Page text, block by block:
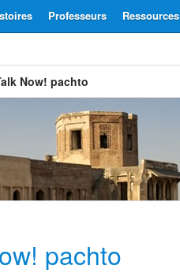
Ressources
Professeurs
Now! pachto
pachto